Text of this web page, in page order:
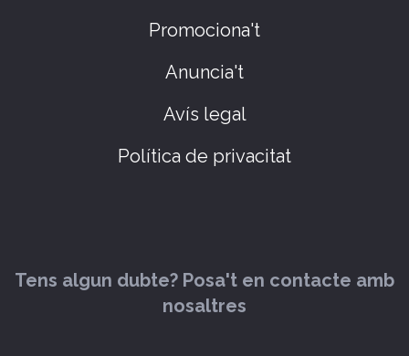
Promociona't
Anuncia't
Avís legal
Política de privacitat
Tens algun dubte? Posa't en contacte amb
nosaltres